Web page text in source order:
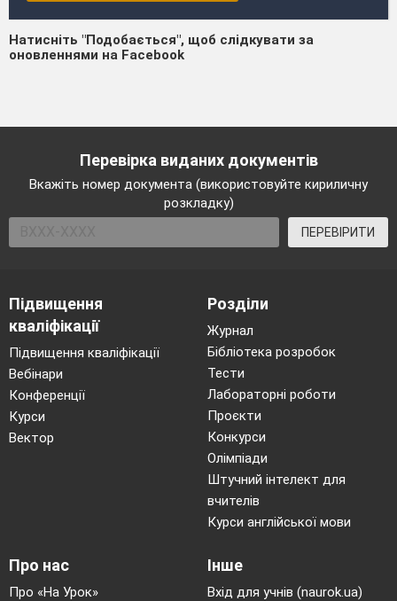
Натисніть "Подобається", щоб слідкувати за
оновленнями на Facebook
Перевірка виданих документів
Вкажіть номер документа (використовуйте кириличну
розкладку)
ПЕРЕВІРИТИ
Підвищення
кваліфікації
Підвищення кваліфікації
Вебінари
Конференції
Курси
Вектор
Розділи
Журнал
Бібліотека розробок
Тести
Лабораторні роботи
Проєкти
Конкурси
Олімпіади
Штучний інтелект для
вчителів
Курси англійської мови
Про нас
Про «На Урок»
Інше
Вхід для учнів (naurok.ua)